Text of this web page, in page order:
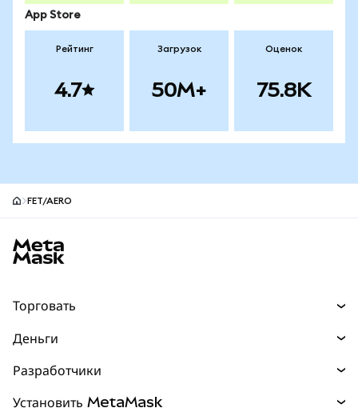
App Store
Рейтинг
4.7
Загрузок
50M+
Оценок
75.8K
FET/AERO
Торговать
Прогнозы
Перпы НОВИНКА
Деньги
Разработчики
Установить MetaMask